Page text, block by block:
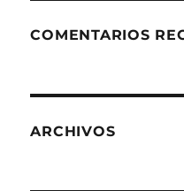
COMENTARIOS
ARCHIVOS